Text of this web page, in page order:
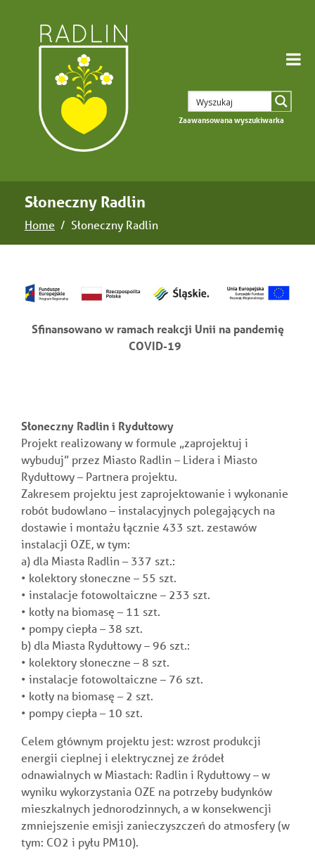
Zaawansowana wyszukiwarka
Słoneczny Radlin
Home Słoneczny Radlin
Sfinansowano w ramach reakcji Unii na pandemię
COVID-19
Słoneczny Radlin i Rydułtowy
Projekt realizowany w formule „zaprojektuj i
wybuduj” przez Miasto Radlin – Lidera i Miasto
Rydułtowy – Partnera projektu.
Zakresem projektu jest zaprojektowanie i wykonanie
robót budowlano – instalacyjnych polegających na
dostawie i montażu łącznie 433 szt. zestawów
instalacji OZE, w tym:
a) dla Miasta Radlin – 337 szt.:
• kolektory słoneczne – 55 szt.
• instalacje fotowoltaiczne – 233 szt.
• kotły na biomasę – 11 szt.
• pompy ciepła – 38 szt.
b) dla Miasta Rydułtowy – 96 szt.:
• kolektory słoneczne – 8 szt.
• instalacje fotowoltaiczne – 76 szt.
• kotły na biomasę – 2 szt.
• pompy ciepła – 10 szt.
Celem głównym projektu jest: wzrost produkcji
energii cieplnej i elektrycznej ze źródeł
odnawialnych w Miastach: Radlin i Rydułtowy – w
wyniku wykorzystania OZE na potrzeby budynków
mieszkalnych jednorodzinnych, a w konsekwencji
zmniejszenie emisji zanieczyszczeń do atmosfery (w
tym: CO2 i pyłu PM10).